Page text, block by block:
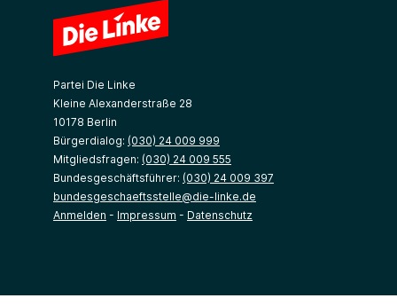
Partei Die Linke
Kleine Alexanderstraße 28
10178 Berlin
Bürgerdialog: (030) 24 009 999
Mitgliedsfragen: (030) 24 009 555
Bundesgeschäftsführer: (030) 24 009 397
bundesgeschaeftsstelle@die-linke.de
Anmelden - Impressum - Datenschutz